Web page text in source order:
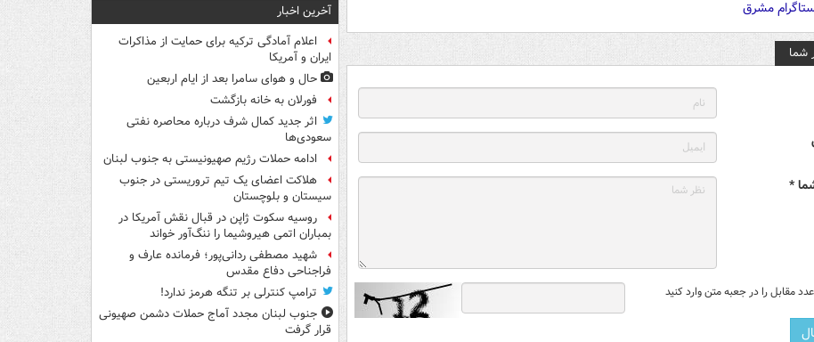
شما
*
مقابل را در جعبه متن وارد کنید
آخرین اخبار
اعلام آمادگی ترکیه برای حمایت از مذاکرات
ایران و آمریکا
حال و هوای سامرا بعد از ایام اربعین
فورلان به خانه بازگشت
اثر جدید کمال شرف درباره محاصره نفتی
سعودی‌ها
ادامه حملات رژیم صهیونیستی به جنوب لبنان
هلاکت اعضای یک تیم تروریستی در جنوب
سیستان و بلوچستان
روسیه سکوت ژاپن در قبال نقش آمریکا در
بمباران اتمی هیروشیما را ننگ‌آور خواند
شهید مصطفی ردانی‌پور؛ فرمانده عارف و
فراجناحی دفاع مقدس
ترامپ کنترلی بر تنگه هرمز ندارد!
جنوب لبنان مجدد آماج حملات دشمن صهیونی
قرار گرفت